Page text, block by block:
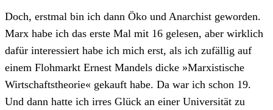
Doch, erstmal bin ich dann Öko und Anarchist geworden.
Marx habe ich das erste Mal mit 16 gelesen, aber wirklich
dafür interessiert habe ich mich erst, als ich zufällig auf
einem Flohmarkt Ernest Mandels dicke »Marxistische
Wirtschaftstheorie« gekauft habe. Da war ich schon 19.
Und dann hatte ich irres Glück an einer Universität zu